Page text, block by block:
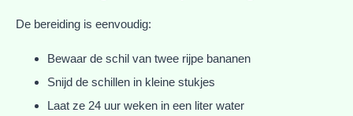
De bereiding is eenvoudig:
Bewaar de schil van twee rijpe bananen
Snijd de schillen in kleine stukjes
Laat ze 24 uur weken in een liter water